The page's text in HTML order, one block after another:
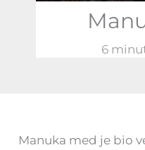
6
Manuka med je bio